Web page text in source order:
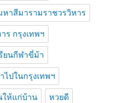
าสีมารามราชวรวิหาร
ร กรุงเทพฯ
ยนกีฬาขี่ม้า
ปในกรุงเทพฯ
ให้แก่บ้าน หวยดี